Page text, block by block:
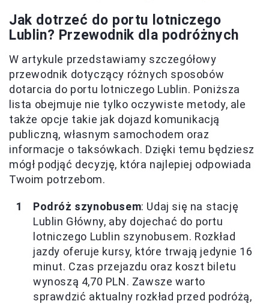
Jak dotrzeć do portu lotniczego
Lublin? Przewodnik dla podróżnych
W artykule przedstawiamy szczegółowy
przewodnik dotyczący różnych sposobów
dotarcia do portu lotniczego Lublin. Poniższa
lista obejmuje nie tylko oczywiste metody, ale
także opcje takie jak dojazd komunikacją
publiczną, własnym samochodem oraz
informacje o taksówkach. Dzięki temu będziesz
mógł podjąć decyzję, która najlepiej odpowiada
Twoim potrzebom.
Podróż szynobusem: Udaj się na stację
Lublin Główny, aby dojechać do portu
lotniczego Lublin szynobusem. Rozkład
jazdy oferuje kursy, które trwają jedynie 16
minut. Czas przejazdu oraz koszt biletu
wynoszą 4,70 PLN. Zawsze warto
sprawdzić aktualny rozkład przed podróżą,